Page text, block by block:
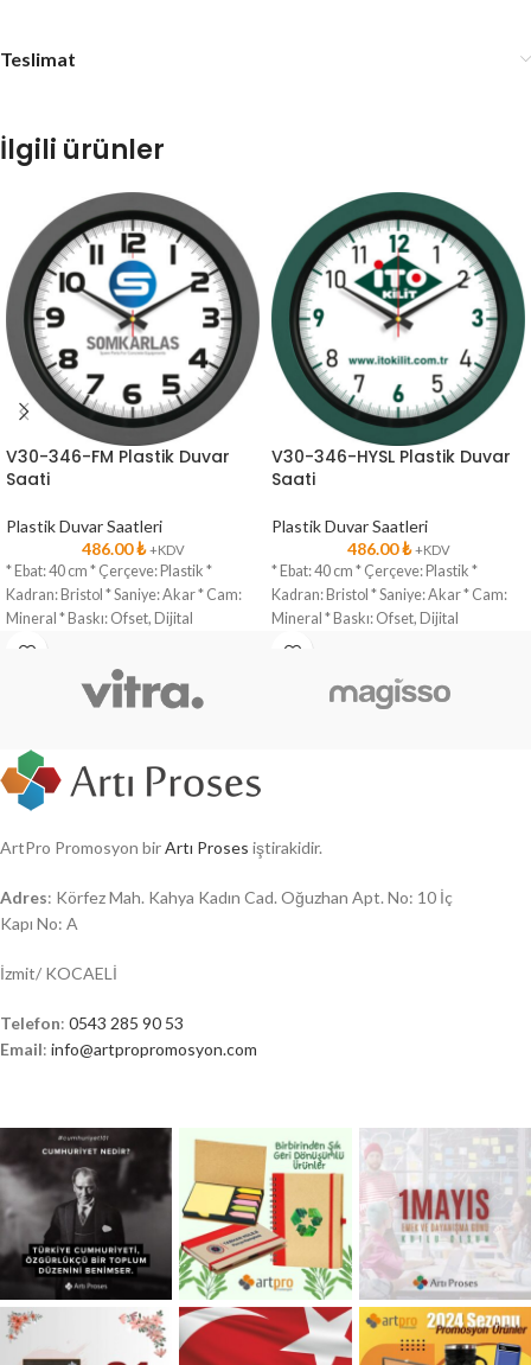
Teslimat
İlgili ürünler
V30-346-FM Plastik Duvar
Saati
Plastik Duvar Saatleri
486.00₺ +KDV
* Ebat: 40 cm * Çerçeve: Plastik *
Kadran: Bristol * Saniye: Akar * Cam:
Mineral * Baskı: Ofset, Dijital
V30-346-HYSL Plastik Duvar
Saati
Plastik Duvar Saatleri
486.00₺ +KDV
* Ebat: 40 cm * Çerçeve: Plastik *
Kadran: Bristol * Saniye: Akar * Cam:
Mineral * Baskı: Ofset, Dijital
ArtPro Promosyon birArtı Proses iştirakidir.
Adres: Körfez Mah. Kahya Kadın Cad. Oğuzhan Apt. No: 10 İç
Kapı No: A
İzmit/ KOCAELİ
Telefon: 0543 285 90 53
Email: info@artpropromosyon.com